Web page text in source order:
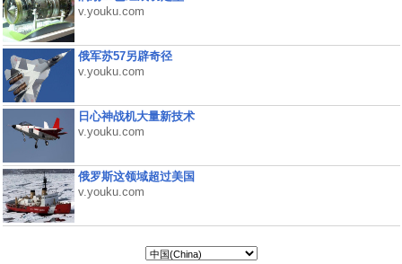
v.youku.com
俄军苏57另辟奇径
v.youku.com
日心神战机大量新技术
v.youku.com
俄罗斯这领域超过美国
v.youku.com